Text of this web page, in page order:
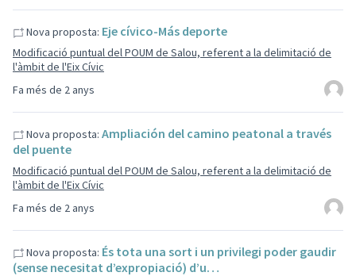
Fa més de 2 anys
Nova proposta: Eje cívico-Más deporte
Modificació puntual del POUM de Salou, referent a la delimitació de
l'àmbit de l'Eix Cívic
Fa més de 2 anys
Nova proposta: Ampliación del camino peatonal a través
del puente
Modificació puntual del POUM de Salou, referent a la delimitació de
l'àmbit de l'Eix Cívic
Nova proposta: És tota una sort i un privilegi poder gaudir
(sense necesitat d’expropiació) d’u…